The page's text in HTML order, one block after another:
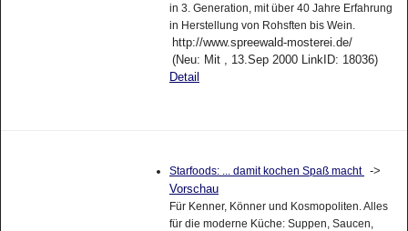
in 3. Generation, mit über 40 Jahre Erfahrung
in Herstellung von Rohsften bis Wein.
http://www.spreewald-mosterei.de/
(Neu: Mit , 13.Sep 2000 LinkID: 18036)
Detail
Starfoods: ... damit kochen Spaß macht ->
Vorschau
Für Kenner, Könner und Kosmopoliten. Alles
für die moderne Küche: Suppen, Saucen,